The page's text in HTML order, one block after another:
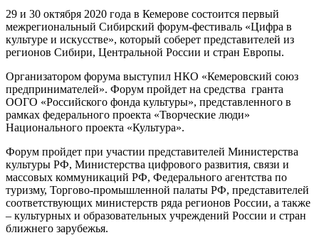
29 и 30 октября 2020 года в Кемерове состоится первый
межрегиональный Сибирский форум-фестиваль «Цифра в
культуре и искусстве», который соберет представителей из
регионов Сибири, Центральной России и стран Европы.
Организатором форума выступил НКО «Кемеровский союз
предпринимателей». Форум пройдет на средства гранта
ООГО «Российского фонда культуры», представленного в
рамках федерального проекта «Творческие люди»
Национального проекта «Культура».
Форум пройдет при участии представителей Министерства
культуры РФ, Министерства цифрового развития, связи и
массовых коммуникаций РФ, Федерального агентства по
туризму, Торгово-промышленной палаты РФ, представителей
соответствующих министерств ряда регионов России, а также
– культурных и образовательных учреждений России и стран
ближнего зарубежья.